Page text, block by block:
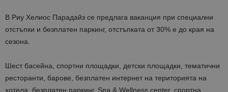
В Риу Хелиос Парадайз се предлага ваканция при специални
отстъпки и безплатен паркинг, отстъпката от 30% е до края на
сезона.
Шест басейна, спортни площадки, детски площадки, тематични
ресторанти, барове, безплатен интернет на територията на
хотела, безплатен паркинг, Spa & Wellness center, спортна